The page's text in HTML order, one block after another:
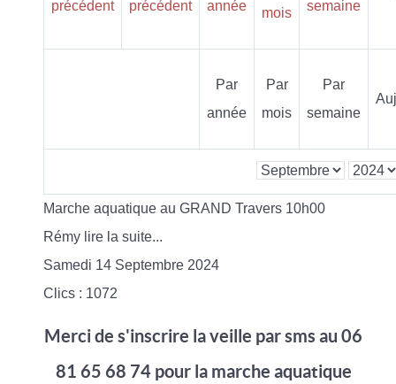
Par
année
Par
mois
Par
semaine
Marche aquatique au GRAND Travers 10h00
Rémy lire la suite...
Samedi 14 Septembre 2024
Clics : 1072
Merci de s'inscrire la veille par sms au 06
81 65 68 74 pour la marche aquatique